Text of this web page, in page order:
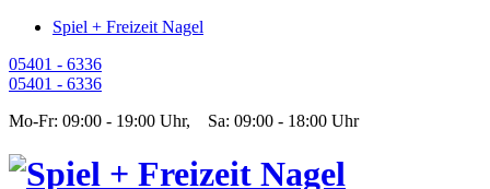
Spiel + Freizeit Nagel
05401 - 6336
05401 - 6336
Mo-Fr: 09:00 - 19:00 Uhr, Sa: 09:00 - 18:00 Uhr